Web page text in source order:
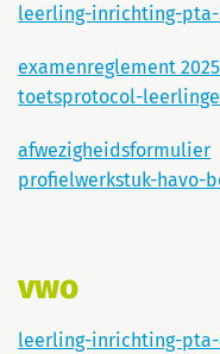
leerling-inrichting-pta-
examenreglement
toetsprotocol-
afwezigheidsformulier
profielwerkstuk-havo-
vwo
leerling-inrichting-pta-